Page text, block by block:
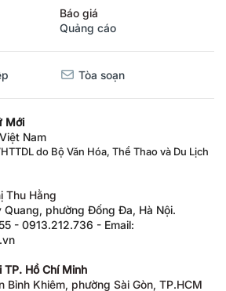
Báo giá
Quảng cáo
Tòa soạn
Mới
Nam
do Bộ Văn Hóa, Thể Thao và Du Lịch
Thu Hằng
phường Đống Đa, Hà Nội.
- 0913.212.736 - Email:
Hồ Chí Minh
Bỉnh Khiêm, phường Sài Gòn, TP.HCM